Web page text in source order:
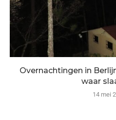
Overnachtingen in
waar
14 mei